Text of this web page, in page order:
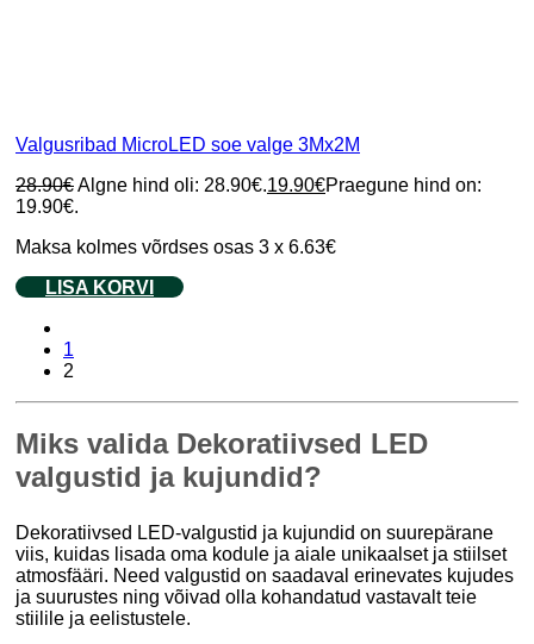
Valgusribad MicroLED soe valge 3Mx2M
28.90€Algne hind oli: 28.90€.19.90€Praegune hind on:
19.90€.
Maksa kolmes võrdses osas 3 x 6.63€
LISA KORVI
1
2
Miks valida Dekoratiivsed LED
valgustid ja kujundid?
Dekoratiivsed LED-valgustid ja kujundid on suurepärane
viis, kuidas lisada oma kodule ja aiale unikaalset ja stiilset
atmosfääri. Need valgustid on saadaval erinevates kujudes
ja suurustes ning võivad olla kohandatud vastavalt teie
stiilile ja eelistustele.